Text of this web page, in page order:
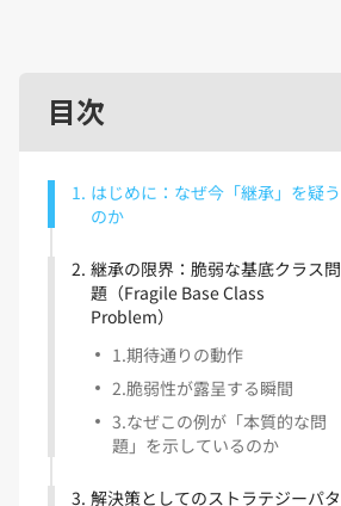
目次
1. はじめに：なぜ今「継承」を疑う
のか
2. 継承の限界：脆弱な基底クラス問
題（Fragile Base Class
Problem）
1.期待通りの動作
2.脆弱性が露呈する瞬間
3.なぜこの例が「本質的な問
題」を示しているのか
3. 解決策としてのストラテジーパタ